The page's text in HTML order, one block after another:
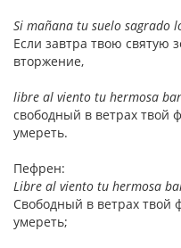
Si mañana tu suelo sagrado
Если завтра твою святую
вторжение,
libre al viento tu hermosa
свободный в ветрах твой
умереть.
Пефрен:
Libre al viento tu hermosa
Свободный в ветрах твой
умереть;